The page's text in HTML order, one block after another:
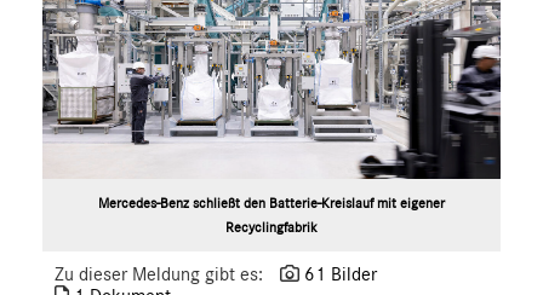
Mercedes-Benz schließt den Batterie-Kreislauf mit eigener
Recyclingfabrik
Zu dieser Meldung gibt es:
61 Bilder